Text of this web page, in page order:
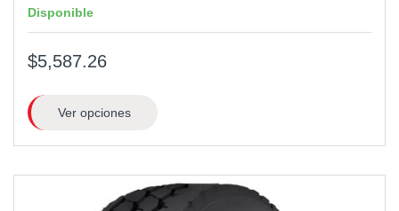
Disponible
$5,587.26
Ver opciones